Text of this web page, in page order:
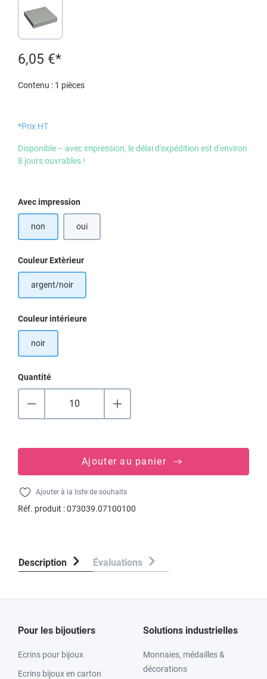
6,05 €*
Contenu : 1 pièces
*Prix HT
Disponible – avec impression, le délai d'expédition est d'environ
8 jours ouvrables !
Sélectionnez
Avec impression
non oui
Sélectionnez
Couleur Extèrieur
argent/noir
Sélectionnez
Couleur intérieure
noir
Quantité
Ajouter au panier
Ajouter à la liste de souhaits
Réf. produit :073039.07100100
Description Évaluations
Pour les bijoutiers
Ecrins pour bijoux
Ecrins bijoux en carton
Solutions industrielles
Monnaies, médailles &
décorations